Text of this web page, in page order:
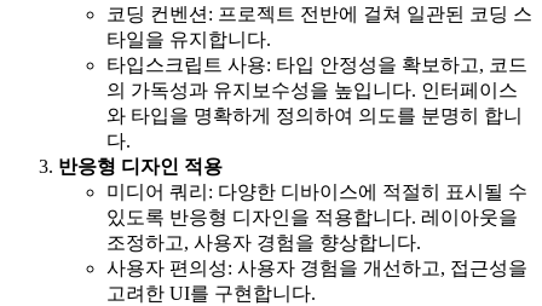
코딩 컨벤션: 프로젝트 전반에 걸쳐 일관된 코딩 스
타일을 유지합니다.
타입스크립트 사용: 타입 안정성을 확보하고, 코드
의 가독성과 유지보수성을 높입니다. 인터페이스
와 타입을 명확하게 정의하여 의도를 분명히 합니
다.
반응형 디자인 적용
미디어 쿼리: 다양한 디바이스에 적절히 표시될 수
있도록 반응형 디자인을 적용합니다. 레이아웃을
조정하고, 사용자 경험을 향상합니다.
사용자 편의성: 사용자 경험을 개선하고, 접근성을
고려한 UI를 구현합니다.